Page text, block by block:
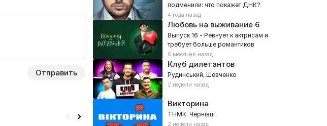
Отправить
подменили: что покажет ДНК?
4 года назад
Любовь на выживание6
Выпуск 16 - Ревнует к актрисам и
требует больше романтиков
6 месяцев назад
Клуб дилетантов
Рудинський, Шевченко
2 недели назад
Викторина
ТНМК. Чернівці
2 недели назад